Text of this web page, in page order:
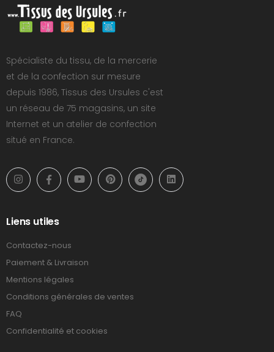
Spécialiste du tissu, de la mercerie
et de la confection sur mesure
depuis 1986, Tissus des Ursules c'est
un réseau de 75 magasins, un site
Internet et un atelier de confection
situé en France.
Liens utiles
Contactez-nous
Paiement & Livraison
Mentions légales
Conditions générales de ventes
FAQ
Confidentialité et cookies